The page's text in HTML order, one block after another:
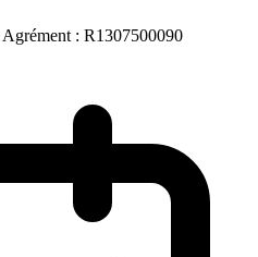
Agrément : R1307500090